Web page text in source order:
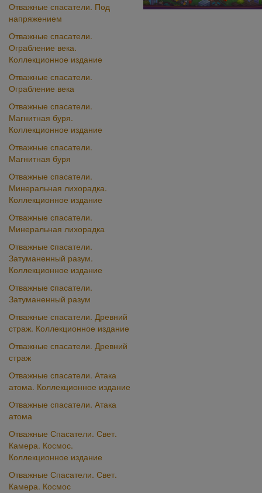
Отважные спасатели. Под
напряжением
Отважные спасатели.
Ограбление века.
Коллекционное издание
Отважные спасатели.
Ограбление века
Отважные спасатели.
Магнитная буря.
Коллекционное издание
Отважные спасатели.
Магнитная буря
Отважные спасатели.
Минеральная лихорадка.
Коллекционное издание
Отважные спасатели.
Минеральная лихорадка
Отважные cпасатели.
Затуманенный разум.
Коллекционное издание
Отважные cпасатели.
Затуманенный разум
Отважные спасатели. Древний
страж. Коллекционное издание
Отважные спасатели. Древний
страж
Отважные спасатели. Атака
атома. Коллекционное издание
Отважные спасатели. Атака
атома
Отважные Спасатели. Свет.
Камера. Космос.
Коллекционное издание
Отважные Спасатели. Свет.
Камера. Космос